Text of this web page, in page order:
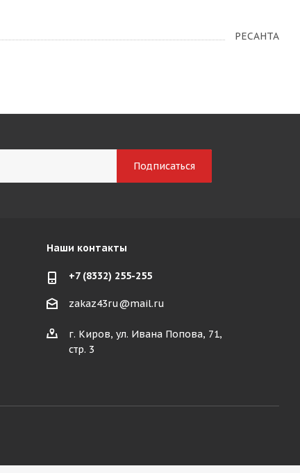
РЕСАНТА
Наши контакты
+7 (8332) 255-255
zakaz43ru@mail.ru
г. Киров, ул. Ивана Попова, 71,
стр. 3